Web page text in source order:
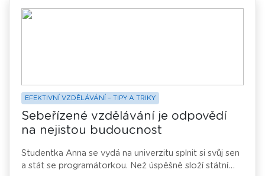
EFEKTIVNÍ VZDĚLÁVÁNÍ – TIPY A TRIKY
Sebeřízené vzdělávání je odpovědí
na nejistou budoucnost
Studentka Anna se vydá na univerzitu splnit si svůj sen
a stát se programátorkou. Než úspěšně složí státní